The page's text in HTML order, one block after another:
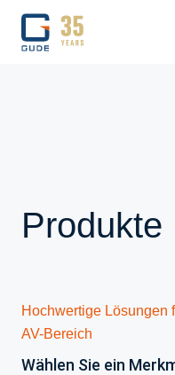
Produkte
Hochwertige Lösungen
AV-Bereich
Wählen Sie ein